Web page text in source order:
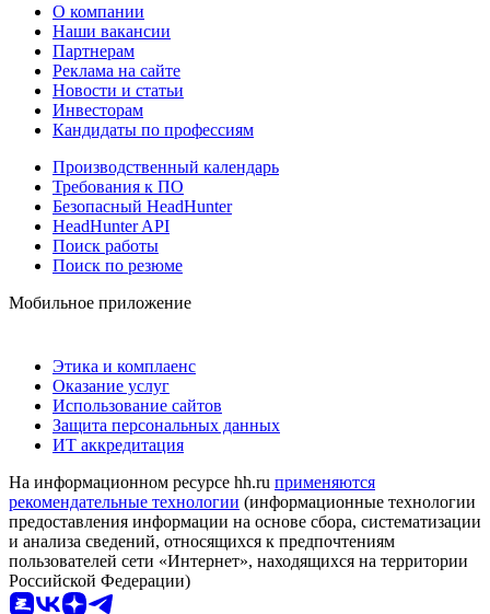
О компании
Наши вакансии
Партнерам
Реклама на сайте
Новости и статьи
Инвесторам
Кандидаты по профессиям
Производственный календарь
Требования к ПО
Безопасный HeadHunter
HeadHunter API
Поиск работы
Поиск по резюме
Мобильное приложение
Этика и комплаенс
Оказание услуг
Использование сайтов
Защита персональных данных
ИТ аккредитация
На информационном ресурсе hh.ru применяются
рекомендательные технологии (информационные технологии
предоставления информации на основе сбора, систематизации
и анализа сведений, относящихся к предпочтениям
пользователей сети «Интернет», находящихся на территории
Российской Федерации)